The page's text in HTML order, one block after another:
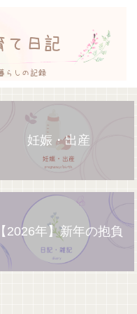
妊娠・出産
【2026年】新年の抱負